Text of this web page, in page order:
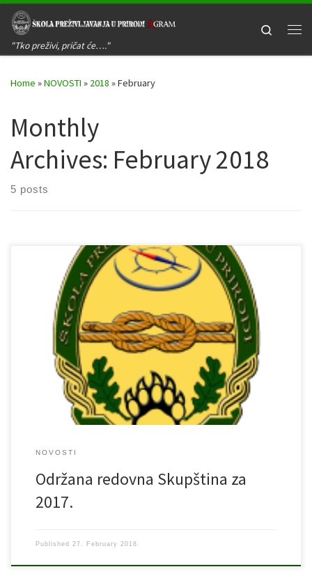
Skip to content
"Tko preživi, pričat će…."
Search
Home »NOVOSTI » 2018 »February
Monthly
Archives: February 2018
5 posts
Održana je redovna Skupština Škole preživljavanj u prirodi Agram
sa slijedećim dnevnim redom: 1. Izvješće Predsjednika o radu u
2017 2. Finacijsko izvješće tajnice za 2017. 3. Plan rada u 2018.
godini 4. Projekt “Proljetna Avantura” 5. Redovni početak rada
Škole 6. Razdioba zadataka u planu rada za 2018. 7. […]
NOVOSTI
Održana redovna Skupština za
2017.
Published 27. February 2018.